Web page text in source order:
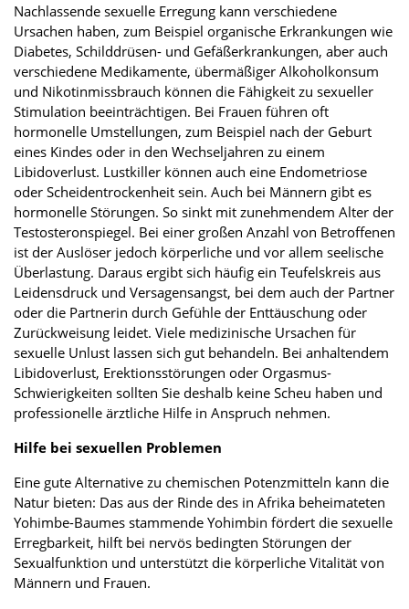
Nachlassende sexuelle Erregung kann verschiedene
Ursachen haben, zum Beispiel organische Erkrankungen wie
Diabetes, Schilddrüsen- und Gefäßerkrankungen, aber auch
verschiedene Medikamente, übermäßiger Alkoholkonsum
und Nikotinmissbrauch können die Fähigkeit zu sexueller
Stimulation beeinträchtigen. Bei Frauen führen oft
hormonelle Umstellungen, zum Beispiel nach der Geburt
eines Kindes oder in den Wechseljahren zu einem
Libidoverlust. Lustkiller können auch eine Endometriose
oder Scheidentrockenheit sein. Auch bei Männern gibt es
hormonelle Störungen. So sinkt mit zunehmendem Alter der
Testosteronspiegel. Bei einer großen Anzahl von Betroffenen
ist der Auslöser jedoch körperliche und vor allem seelische
Überlastung. Daraus ergibt sich häufig ein Teufelskreis aus
Leidensdruck und Versagensangst, bei dem auch der Partner
oder die Partnerin durch Gefühle der Enttäuschung oder
Zurückweisung leidet. Viele medizinische Ursachen für
sexuelle Unlust lassen sich gut behandeln. Bei anhaltendem
Libidoverlust, Erektionsstörungen oder Orgasmus-
Schwierigkeiten sollten Sie deshalb keine Scheu haben und
professionelle ärztliche Hilfe in Anspruch nehmen.
Hilfe bei sexuellen Problemen
Eine gute Alternative zu chemischen Potenzmitteln kann die
Natur bieten: Das aus der Rinde des in Afrika beheimateten
Yohimbe-Baumes stammende Yohimbin fördert die sexuelle
Erregbarkeit, hilft bei nervös bedingten Störungen der
Sexualfunktion und unterstützt die körperliche Vitalität von
Männern und Frauen.